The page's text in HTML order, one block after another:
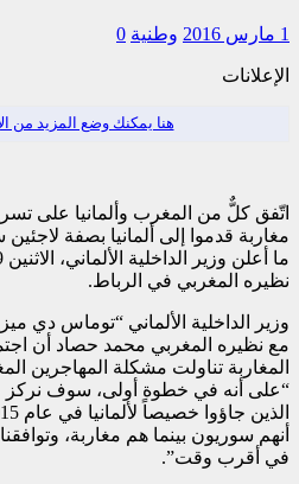
1 مارس 2016 وطنية 0
الإعلانات
هنا يمكنك وضع المزيد من
اتّفق كلٌّ من المغرب وألمانيا على
مغاربة قدموا إلى ألمانيا بصفة
نظيره المغربي في الرباط.
وزير الداخلية الألماني “توماس دي
مع نظيره المغربي محمد حصاد أن
المغاربة تناولت مشكلة المهاجرين
“على أنه في خطوة أولى، سوف نركز
أنهم سوريون بينما هم مغاربة،
في أقرب وقت”.